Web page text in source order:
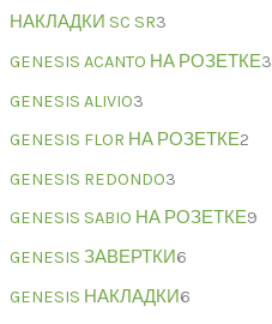
НАКЛАДКИ SC SR3
GENESIS ACANTO НА РОЗЕТКЕ3
GENESIS ALIVIO3
GENESIS FLOR НА РОЗЕТКЕ2
GENESIS REDONDO3
GENESIS SABIO НА РОЗЕТКЕ9
GENESIS ЗАВЕРТКИ6
GENESIS НАКЛАДКИ6